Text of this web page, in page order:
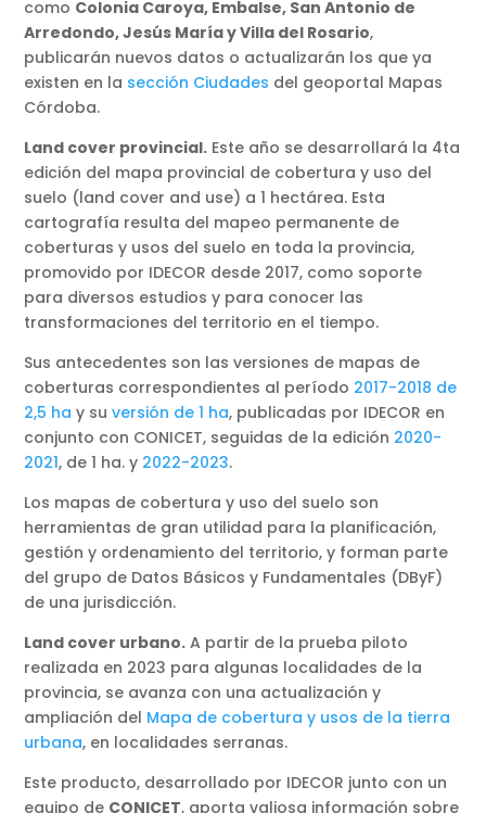
como Colonia Caroya, Embalse, San Antonio de
Arredondo, Jesús María y Villa del Rosario,
publicarán nuevos datos o actualizarán los que ya
existen en la sección Ciudades del geoportal Mapas
Córdoba.
Land cover provincial. Este año se desarrollará la 4ta
edición del mapa provincial de cobertura y uso del
suelo (land cover and use) a 1 hectárea. Esta
cartografía resulta del mapeo permanente de
coberturas y usos del suelo en toda la provincia,
promovido por IDECOR desde 2017, como soporte
para diversos estudios y para conocer las
transformaciones del territorio en el tiempo.
Sus antecedentes son las versiones de mapas de
coberturas correspondientes al período 2017-2018 de
2,5 ha y suversión de 1 ha, publicadas por IDECOR en
conjunto con CONICET, seguidas de la edición 2020-
2021, de 1 ha. y 2022-2023.
Los mapas de cobertura y uso del suelo son
herramientas de gran utilidad para la planificación,
gestión y ordenamiento del territorio, y forman parte
del grupo de Datos Básicos y Fundamentales (DByF)
de una jurisdicción.
Land cover urbano. A partir de la prueba piloto
realizada en 2023 para algunas localidades de la
provincia, se avanza con una actualización y
ampliación del Mapa de cobertura y usos de la tierra
urbana, en localidades serranas.
Este producto, desarrollado por IDECOR junto con un
equipo de CONICET, aporta valiosa información sobre